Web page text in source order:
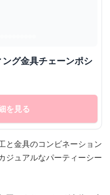
グ金具チェーンポシ
を見る
と金具のコンビネーション
ジュアルなパーティーシー